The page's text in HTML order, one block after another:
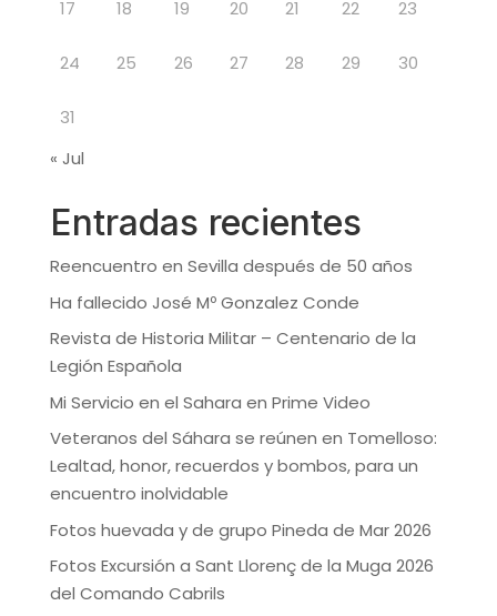
17 18 19 20 21 22 23
24 25 26 27 28 29 30
31
« Jul
Entradas recientes
Reencuentro en Sevilla después de 50 años
Ha fallecido José Mº Gonzalez Conde
Revista de Historia Militar – Centenario de la
Legión Española
Mi Servicio en el Sahara en Prime Video
Veteranos del Sáhara se reúnen en Tomelloso:
Lealtad, honor, recuerdos y bombos, para un
encuentro inolvidable
Fotos huevada y de grupo Pineda de Mar 2026
Fotos Excursión a Sant Llorenç de la Muga 2026
del Comando Cabrils